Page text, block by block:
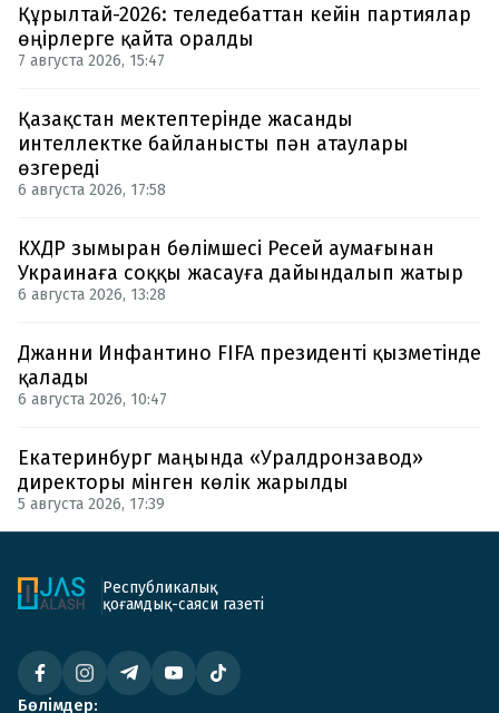
Құрылтай-2026: теледебаттан кейін партиялар
өңірлерге қайта оралды
7 августа 2026, 15:47
Қазақстан мектептерінде жасанды
интеллектке байланысты пән атаулары
өзгереді
6 августа 2026, 17:58
КХДР зымыран бөлімшесі Ресей аумағынан
Украинаға соққы жасауға дайындалып жатыр
6 августа 2026, 13:28
Джанни Инфантино FIFA президенті қызметінде
қалады
6 августа 2026, 10:47
Екатеринбург маңында «Уралдронзавод»
директоры мінген көлік жарылды
5 августа 2026, 17:39
Республикалық
қоғамдық-саяси газеті
Бөлімдер: